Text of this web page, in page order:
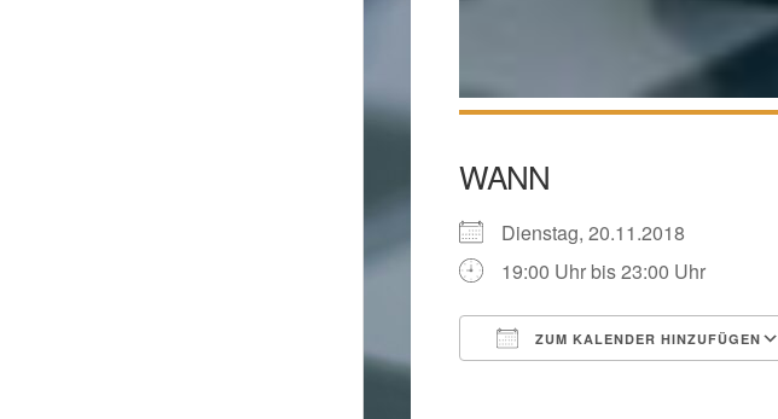
WANN
Dienstag, 20.11.2018
19:00 Uhr bis 23:00 Uhr
ZUM KALENDER HINZUFÜGEN